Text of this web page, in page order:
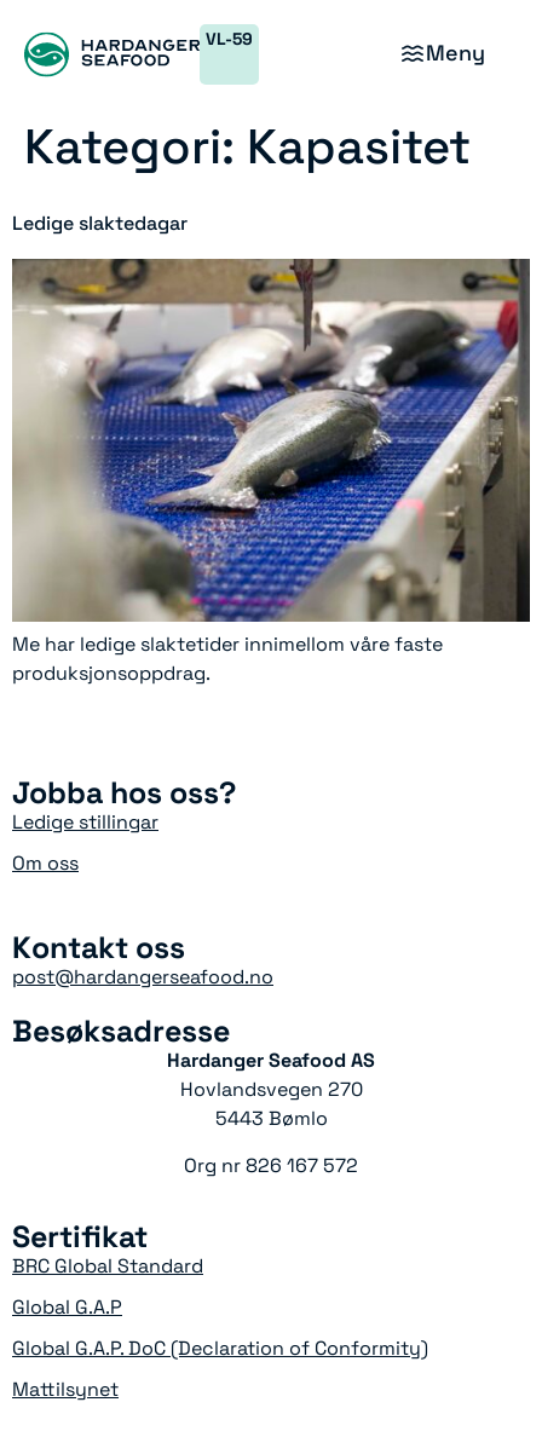
VL-59 Meny
Kategori: Kapasitet
Ledige slaktedagar
Me har ledige slaktetider innimellom våre faste
produksjonsoppdrag.
Jobba hos oss?
Ledige stillingar
Om oss
Kontakt oss
post@hardangerseafood.no
Besøksadresse
Hardanger Seafood AS
Hovlandsvegen 270
5443 Bømlo
Org nr 826 167 572
Sertifikat
BRC Global Standard
Global G.A.P
Global G.A.P. DoC (Declaration of Conformity)
Mattilsynet